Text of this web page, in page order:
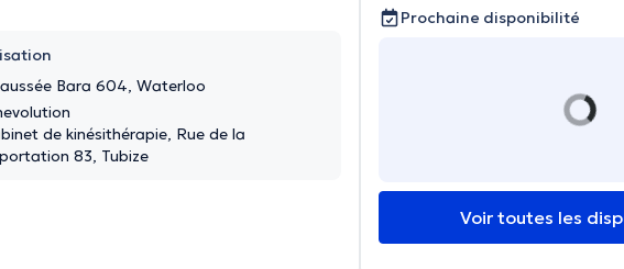
Bara 604, Waterloo
de kinésithérapie, Rue de la
83, Tubize
Prochaine disponibilité
Voir toutes les